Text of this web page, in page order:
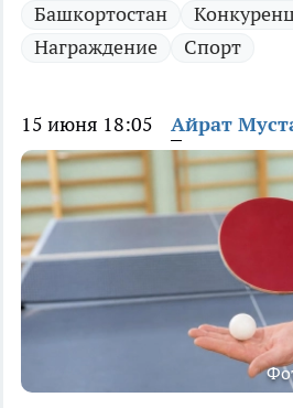
Башкортостан
Награждение
Спорт
15 июня 18:05 Айрат